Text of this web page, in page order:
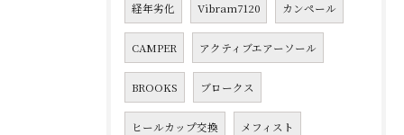
経年劣化 Vibram7120 カンペール
CAMPER アクティブエアーソール
BROOKS ブロークス
ヒールカップ交換 メフィスト